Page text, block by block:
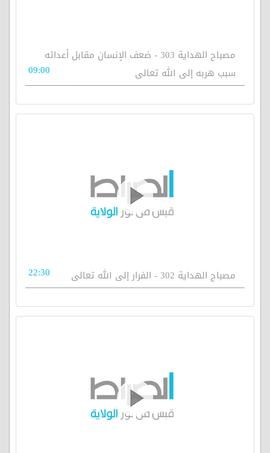
مصباح الهداية 303 - ضعف الإنسان مقابل أعدائه
سبب هربه إلى الله تعالى
09:00
مصباح الهداية 302 - الفرار إلى الله تعالى 22:30